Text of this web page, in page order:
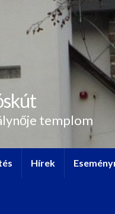
templom
Hírek